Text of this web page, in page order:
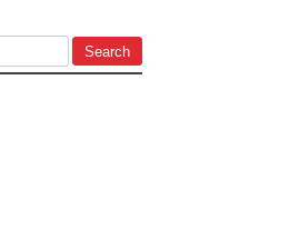
Search